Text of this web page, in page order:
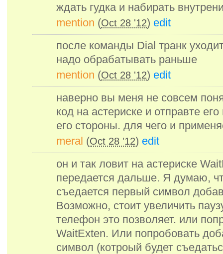
ждать гудка и набирать
mention (Oct 28 '12) edit
после команды Dial транк
надо обрабатывать раньше
mention (Oct 28 '12) edit
наверно вы меня не совсем
код на астериске и отправте
его стороны. для чего и
meral (Oct 28 '12) edit
он и так ловит на астериске
передается дальше. Я думаю,
съедается первый символ
Возможно, стоит увеличить
телефон это позволяет. или
WaitExten. Или попробовать
символ (котроый будет